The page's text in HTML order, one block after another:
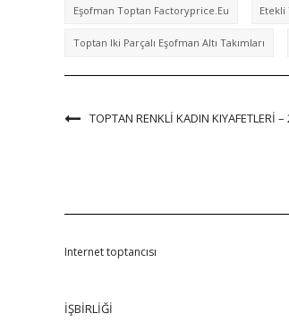
Eşofman Toptan Factoryprice.eu Etekli
Toptan Iki Parçalı Eşofman Altı Takımları
TOPTAN RENKLI KADIN KIYAFETLERI
Internet toptancısı
İŞBİRLİĞİ